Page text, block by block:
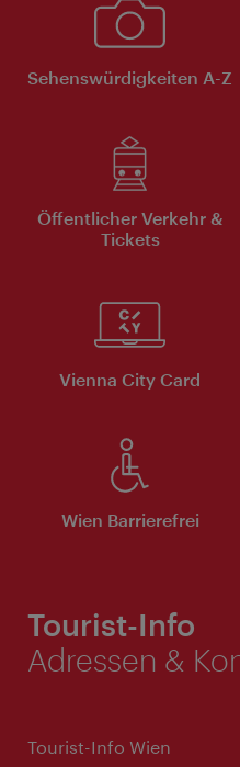
Sehenswürdigkeiten A-Z
Öffentlicher Verkehr &
Tickets
Vienna City Card
Wien Barrierefrei
Tourist-Info
Adressen &
Tourist-Info Wien